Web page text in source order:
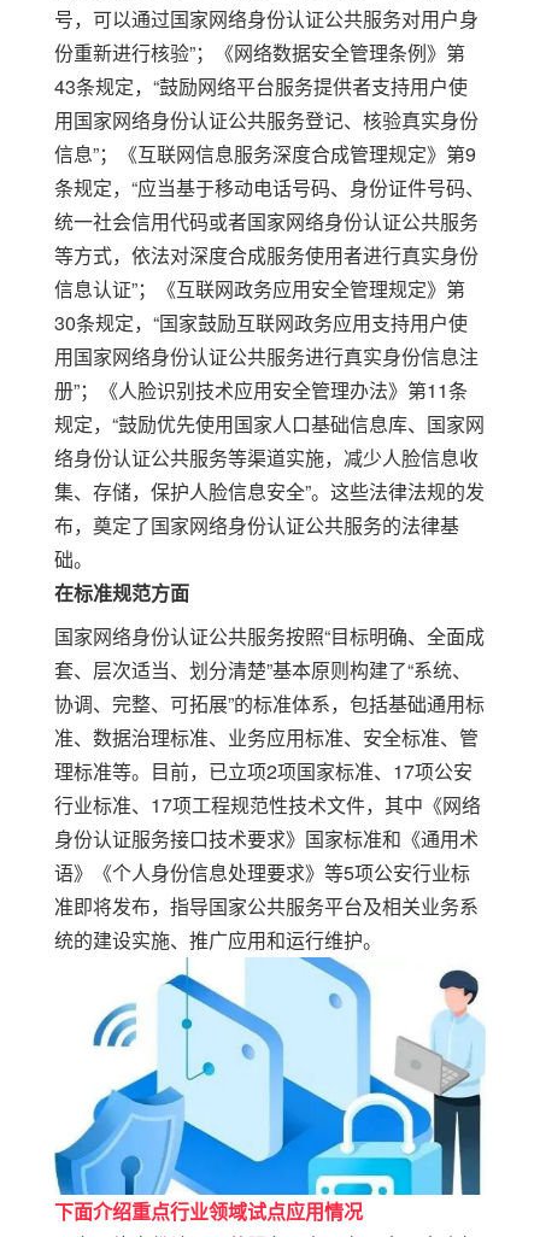
号，可以通过国家网络身份认证公共服务对用户身
份重新进行核验”；《网络数据安全管理条例》第
43条规定，“鼓励网络平台服务提供者支持用户使
用国家网络身份认证公共服务登记、核验真实身份
信息”；《互联网信息服务深度合成管理规定》第9
条规定，“应当基于移动电话号码、身份证件号码、
统一社会信用代码或者国家网络身份认证公共服务
等方式，依法对深度合成服务使用者进行真实身份
信息认证”；《互联网政务应用安全管理规定》第
30条规定，“国家鼓励互联网政务应用支持用户使
用国家网络身份认证公共服务进行真实身份信息注
册”；《人脸识别技术应用安全管理办法》第11条
规定，“鼓励优先使用国家人口基础信息库、国家网
络身份认证公共服务等渠道实施，减少人脸信息收
集、存储，保护人脸信息安全”。 这些法律法规的发
布，奠定了国家网络身份认证公共服务的法律基
础。
在标准规范方面
国家网络身份认证公共服务按照“目标明确、全面成
套、层次适当、划分清楚”基本原则构建了“系统、
协调、完整、可拓展”的标准体系，包括基础通用标
准、数据治理标准、业务应用标准、安全标准、管
理标准等。目前，已立项2项国家标准、 17项公安
行业标准、 17项工程规范性技术文件，其中《网络
身份认证服务接口技术要求》国家标准和《通用术
语》《个人身份信息处理要求》等5项公安行业标
准即将发布，指导国家公共服务平台及相关业务系
统的建设实施、推广应用和运行维护。
下面介绍重点行业领域试点应用情况